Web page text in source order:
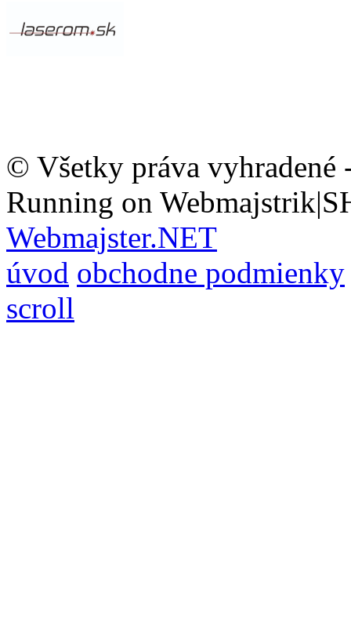
© Všetky práva vyhradené
Running on
Webmajster.NET
úvod obchodne podmienky
scroll